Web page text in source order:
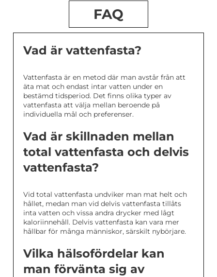
FAQ
Vad är vattenfasta?
Vattenfasta är en metod där man avstår från att
äta mat och endast intar vatten under en
bestämd tidsperiod. Det finns olika typer av
vattenfasta att välja mellan beroende på
individuella mål och preferenser.
Vad är skillnaden mellan
total vattenfasta och delvis
vattenfasta?
Vid total vattenfasta undviker man mat helt och
hållet, medan man vid delvis vattenfasta tillåts
inta vatten och vissa andra drycker med lågt
kaloriinnehåll. Delvis vattenfasta kan vara mer
hållbar för många människor, särskilt nybörjare.
Vilka hälsofördelar kan
man förvänta sig av